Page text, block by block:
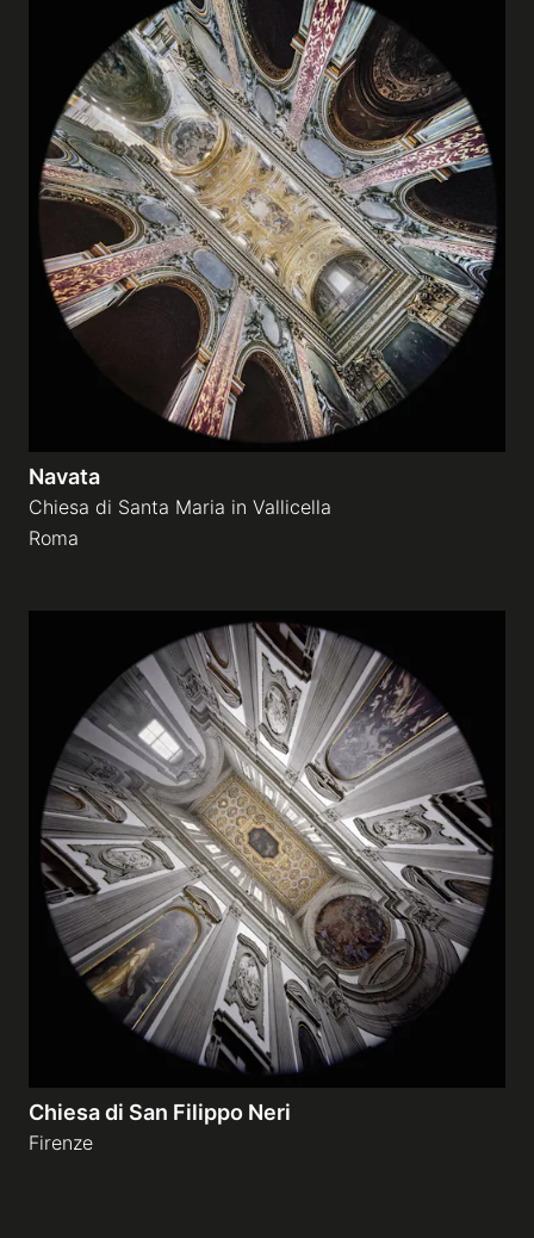
Navata
Chiesa di Santa Maria in Vallicella
Roma
Chiesa di San Filippo Neri
Firenze